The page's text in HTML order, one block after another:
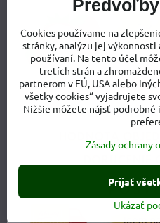
Cookies používame na
stránky, analýzu jej
používaní. Na tento účel
tretích strán a
partnerom v EÚ, USA alebo
všetky cookies“ vyjadrujete
Nižšie môžete nájsť
Zásady ochrany
Ukázať
Prijať